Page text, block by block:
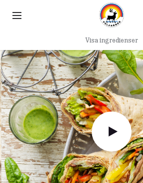
Visa ingredienser